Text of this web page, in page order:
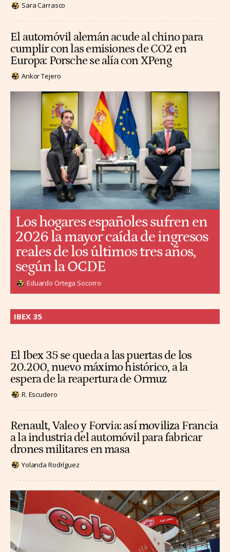
Sara Carrasco
El automóvil alemán acude al chino para
cumplir con las emisiones de CO2 en
Europa: Porsche se alía con XPeng
Ankor Tejero
Los hogares españoles sufren en
2026 la mayor caída de ingresos
reales de los últimos tres años,
según la OCDE
Eduardo Ortega Socorro
IBEX 35
El Ibex 35 se queda a las puertas de los
20.200, nuevo máximo histórico, a la
espera de la reapertura de Ormuz
R. Escudero
Renault, Valeo y Forvia: así moviliza Francia
a la industria del automóvil para fabricar
drones militares en masa
Yolanda Rodríguez